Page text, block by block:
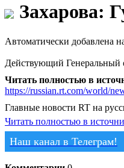
Захарова:
Автоматически добавлена
Действующий Генеральный
Читать полностью в
https://russian.rt.com/world/
Главные новости RT на
Читать полностью в
Наш канал в Телеграм!